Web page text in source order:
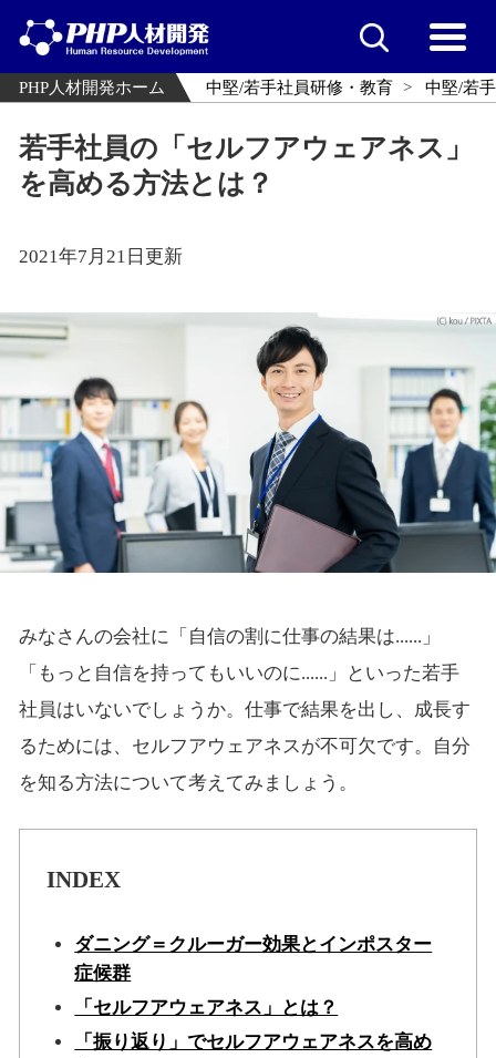
PHP人材開発ホーム 中堅/若手社員研修・教育 中堅/若
若手社員の「セルフアウェアネス」
を高める方法とは？
2021年7月21日更新
みなさんの会社に「自信の割に仕事の結果は......」
「もっと自信を持ってもいいのに......」といった若手
社員はいないでしょうか。仕事で結果を出し、成長す
るためには、セルフアウェアネスが不可欠です。自分
を知る方法について考えてみましょう。
INDEX
ダニング＝クルーガー効果とインポスター
症候群
「セルフアウェアネス」とは？
「振り返り」でセルフアウェアネスを高め